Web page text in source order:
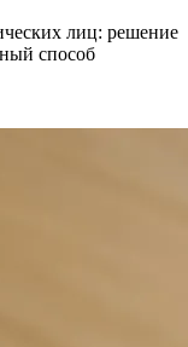
лиц: решение
способ